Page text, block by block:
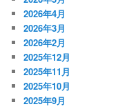
2026年4月
2026年3月
2026年2月
2025年12月
2025年11月
2025年10月
2025年9月